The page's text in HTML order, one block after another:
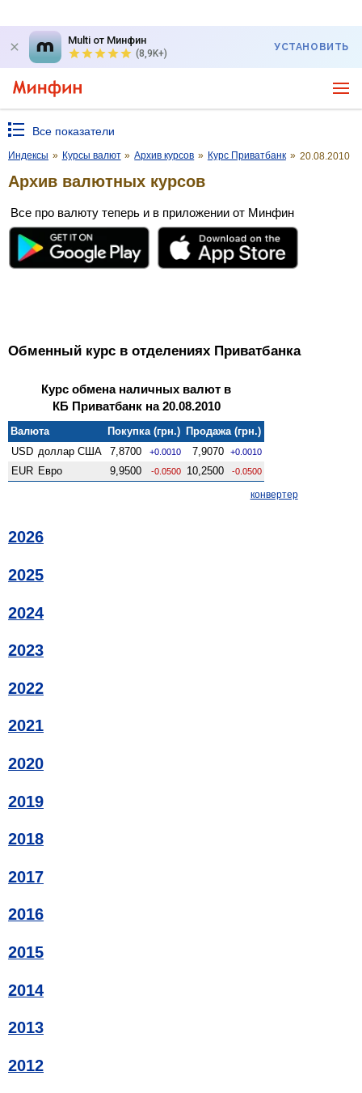
Multi от Минфин
(8,9K+)
УСТАНОВИТЬ
Все показатели
Индексы » Курсы валют » Архив курсов » Курс Приватбанк » 20.08.2010
Архив валютных курсов
Все про валюту теперь и в приложении от Минфин
Обменный курс в отделениях Приватбанка
Курс обмена наличных валют в
КБ Приватбанк на 20.08.2010
Валюта Покупка (грн.) Продажа (грн.)
USD доллар США 7,8700 +0.0010 7,9070 +0.0010
EUR Евро 9,9500 -0.0500 10,2500 -0.0500
конвертер
2026
2025
2024
2023
2022
2021
2020
2019
2018
2017
2016
2015
2014
2013
2012